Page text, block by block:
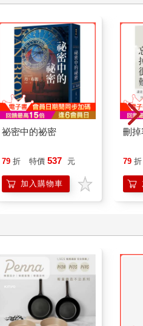
祕密中的祕密
79 折 特價 537 元
加入購物車
刪
79 折